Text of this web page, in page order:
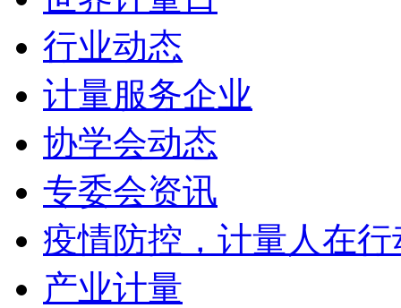
行业动态
计量服务企业
协学会动态
专委会资讯
疫情防控，计量人在行
产业计量